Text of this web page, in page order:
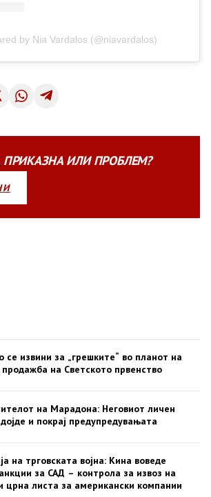
by Nia Vardalos (@niavardalos)
ПРИКАЗНАИЛИПРОБЛЕМ?
се извини за „грешките“ во планот на
на Светското првенство
на Марадона: Неговиот личен
и покрај предупредувањата
на трговската војна: Кина воведе
за САД – контрола за извоз на
црна листа за американски компании